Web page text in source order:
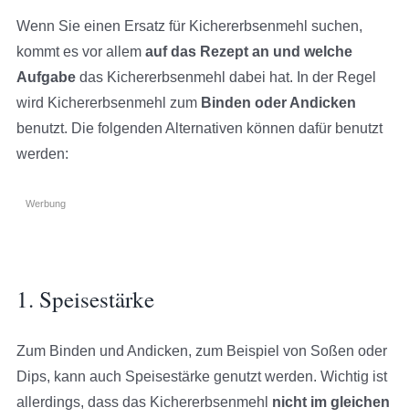
Wenn Sie einen Ersatz für Kichererbsenmehl suchen,
kommt es vor allem auf das Rezept an und welche
Aufgabedas Kichererbsenmehl dabei hat. In der Regel
wird Kichererbsenmehl zum Binden oder Andicken
benutzt. Die folgenden Alternativen können dafür benutzt
werden:
Werbung
1. Speisestärke
Zum Binden und Andicken, zum Beispiel von Soßen oder
Dips, kann auch Speisestärke genutzt werden. Wichtig ist
allerdings, dass das Kichererbsenmehl nicht im gleichen